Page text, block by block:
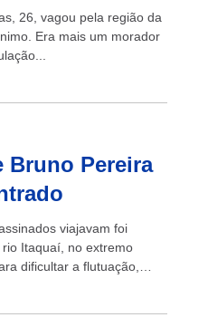
26, vagou pela região da
Era mais um morador
Bruno Pereira
viajavam foi
Itaquaí, no extremo
dificultar a flutuação,